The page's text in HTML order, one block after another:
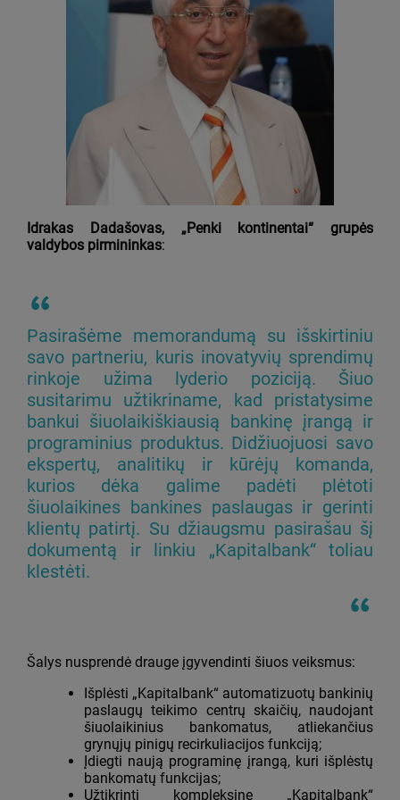
Idrakas Dadašovas, „Penki kontinentai“ grupės
valdybos pirmininkas:
Pasirašėme memorandumą su išskirtiniu
savo partneriu, kuris inovatyvių sprendimų
rinkoje užima lyderio poziciją. Šiuo
susitarimu užtikriname, kad pristatysime
bankui šiuolaikiškiausią bankinę įrangą ir
programinius produktus. Didžiuojuosi savo
ekspertų, analitikų ir kūrėjų komanda,
kurios dėka galime padėti plėtoti
šiuolaikines bankines paslaugas ir gerinti
klientų patirtį. Su džiaugsmu pasirašau šį
dokumentą ir linkiu „Kapitalbank“ toliau
klestėti.
Šalys nusprendė drauge įgyvendinti šiuos veiksmus:
Išplėsti „Kapitalbank“ automatizuotų bankinių
paslaugų teikimo centrų skaičių, naudojant
šiuolaikinius bankomatus, atliekančius
grynųjų pinigų recirkuliacijos funkciją;
Įdiegti naują programinę įrangą, kuri išplėstų
bankomatų funkcijas;
Užtikrinti kompleksinę „Kapitalbank“